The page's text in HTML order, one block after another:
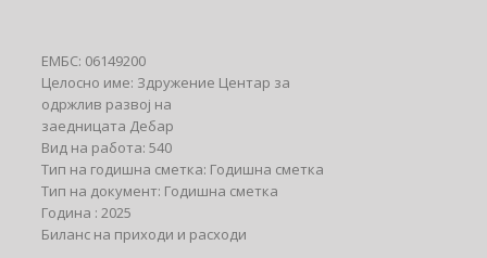
ЕМБС: 06149200
Целосно име: Здружение Центар за
одржлив развој на
заедницата Дебар
Вид на работа: 540
Тип на годишна сметка: Годишна сметка
Тип на документ: Годишна сметка
Година : 2025
Биланс на приходи и расходи